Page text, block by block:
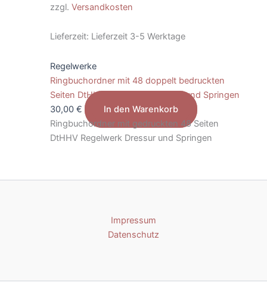
zzgl. Versandkosten
Lieferzeit: Lieferzeit 3-5 Werktage
Regelwerke
Ringbuchordner mit 48 doppelt bedruckten
Seiten DtHHV Regelwerk Dressur und Springen
30,00 €
In den Warenkorb
Ringbuchordner mit gedruckten 48 Seiten
DtHHV Regelwerk Dressur und Springen
Impressum
Datenschutz